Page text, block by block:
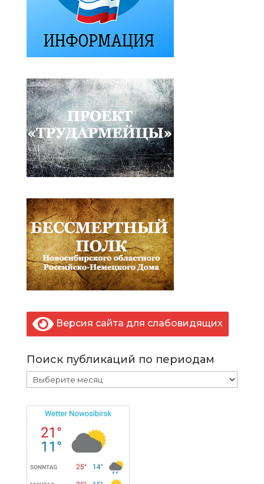
Версия сайта для слабовидящих
Поиск публикаций по периодам
Поиск
публикаций
по
периодам